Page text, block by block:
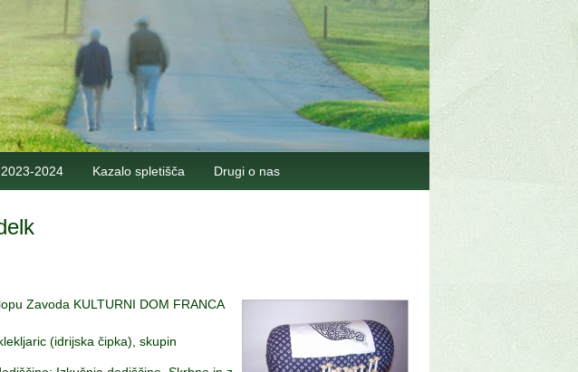
2024 Kazalo spletišča Drugi o nas
Zavoda KULTURNI DOM FRANCA
(idrijska čipka), skupin